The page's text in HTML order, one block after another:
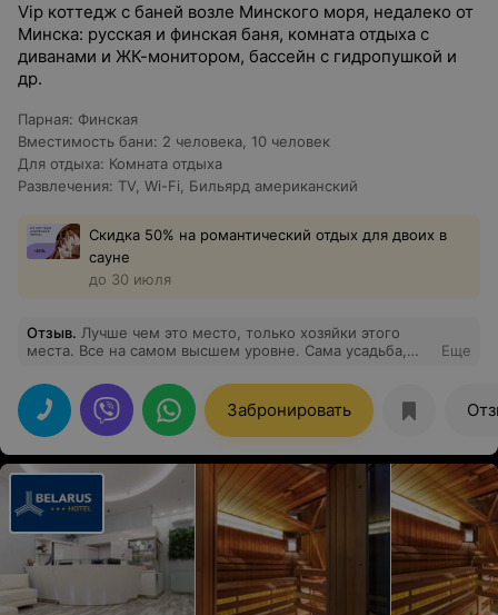
Vip коттедж с баней возле Минского моря, недалеко от
Минска: русская и финская баня, комната отдыха с
диванами и ЖК-монитором, бассейн с гидропушкой и
др.
Парная: Финская
Вместимость бани: 2 человека 10 человек
Для отдыха: Комната отдыха
Развлечения: TV Wi-Fi Бильярд американский
Скидка 50% на романтический отдых для двоих в
сауне
до 30 июля
Отзыв. Лучше чем это место, только хозяйки этого
места. Все на самом высшем уровне. Сама усадьба,
мелочах составляет однозначно потрясающее
ощущение. Отмечали день рождения в этом
прекрасном месте. Остались довольны все! 90%
отелей и СПА где я был, даже и близко не
подбираются к уровню сервиса и заботы о гостях, как в
этом месте.
Еще
Забронировать